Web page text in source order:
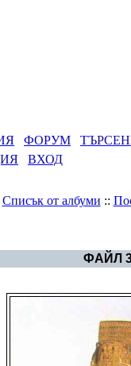
ФОРУМ
ВХОД
Списък от албуми ::
ФАЙЛ